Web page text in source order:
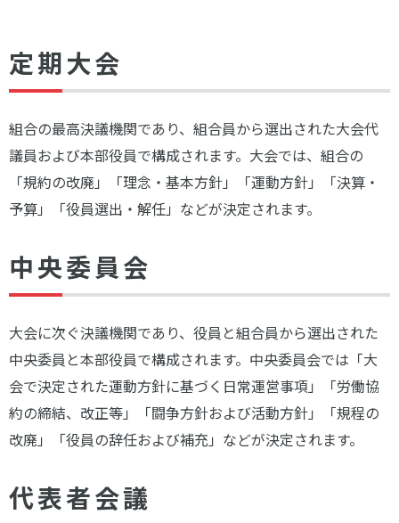
定期大会
組合の最高決議機関であり、組合員から選出された大会代
議員および本部役員で構成されます。大会では、組合の
「規約の改廃」「理念・基本方針」「運動方針」「決算・
予算」「役員選出・解任」などが決定されます。
中央委員会
大会に次ぐ決議機関であり、役員と組合員から選出された
中央委員と本部役員で構成されます。中央委員会では「大
会で決定された運動方針に基づく日常運営事項」「労働協
約の締結、改正等」「闘争方針および活動方針」「規程の
改廃」「役員の辞任および補充」などが決定されます。
代表者会議